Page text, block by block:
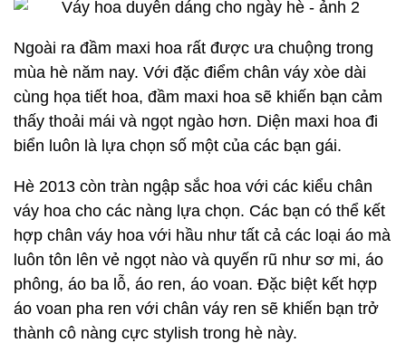
Ngoài ra đầm maxi hoa rất được ưa chuộng trong
mùa hè năm nay. Với đặc điểm chân váy xòe dài
cùng họa tiết hoa, đầm maxi hoa sẽ khiến bạn cảm
thấy thoải mái và ngọt ngào hơn. Diện maxi hoa đi
biển luôn là lựa chọn số một của các bạn gái.
Hè 2013 còn tràn ngập sắc hoa với các kiểu chân
váy hoa cho các nàng lựa chọn. Các bạn có thể kết
hợp chân váy hoa với hầu như tất cả các loại áo mà
luôn tôn lên vẻ ngọt nào và quyến rũ như sơ mi, áo
phông, áo ba lỗ, áo ren, áo voan. Đặc biệt kết hợp
áo voan pha ren với chân váy ren sẽ khiến bạn trở
thành cô nàng cực stylish trong hè này.